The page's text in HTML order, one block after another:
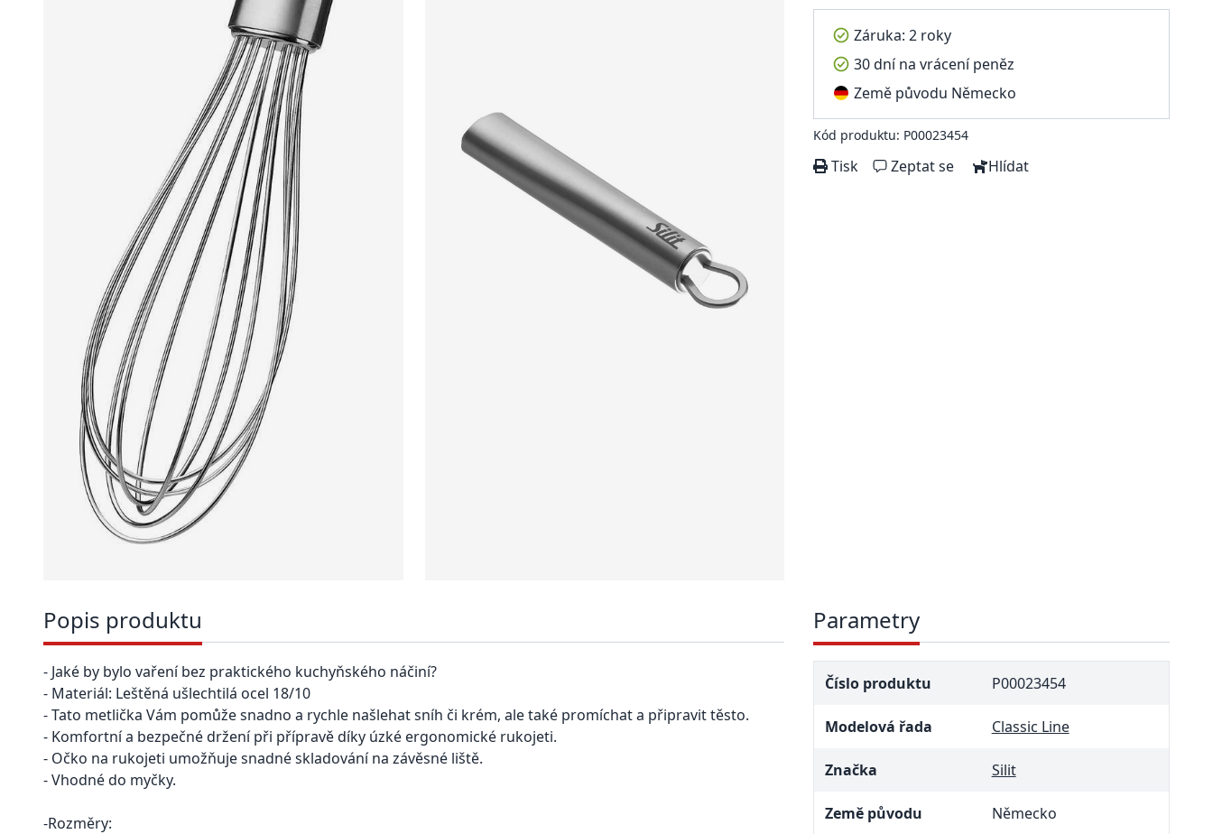
Záruka: 2 roky
30 dní na vrácení peněz
Země původu Německo
Kód produktu: P00023454
Tisk Zeptat se Hlídat
Popis produktu
- Jaké by bylo vaření bez praktického kuchyňského náčiní?
- Materiál: Leštěná ušlechtilá ocel 18/10
- Tato metlička Vám pomůže snadno a rychle našlehat sníh či krém, ale také promíchat a připravit těsto.
- Komfortní a bezpečné držení při přípravě díky úzké ergonomické rukojeti.
- Očko na rukojeti umožňuje snadné skladování na závěsné liště.
- Vhodné do myčky.
-Rozměry:
Parametry
Číslo produktu P00023454
Modelová řada Classic Line
Značka Silit
Země původu Německo